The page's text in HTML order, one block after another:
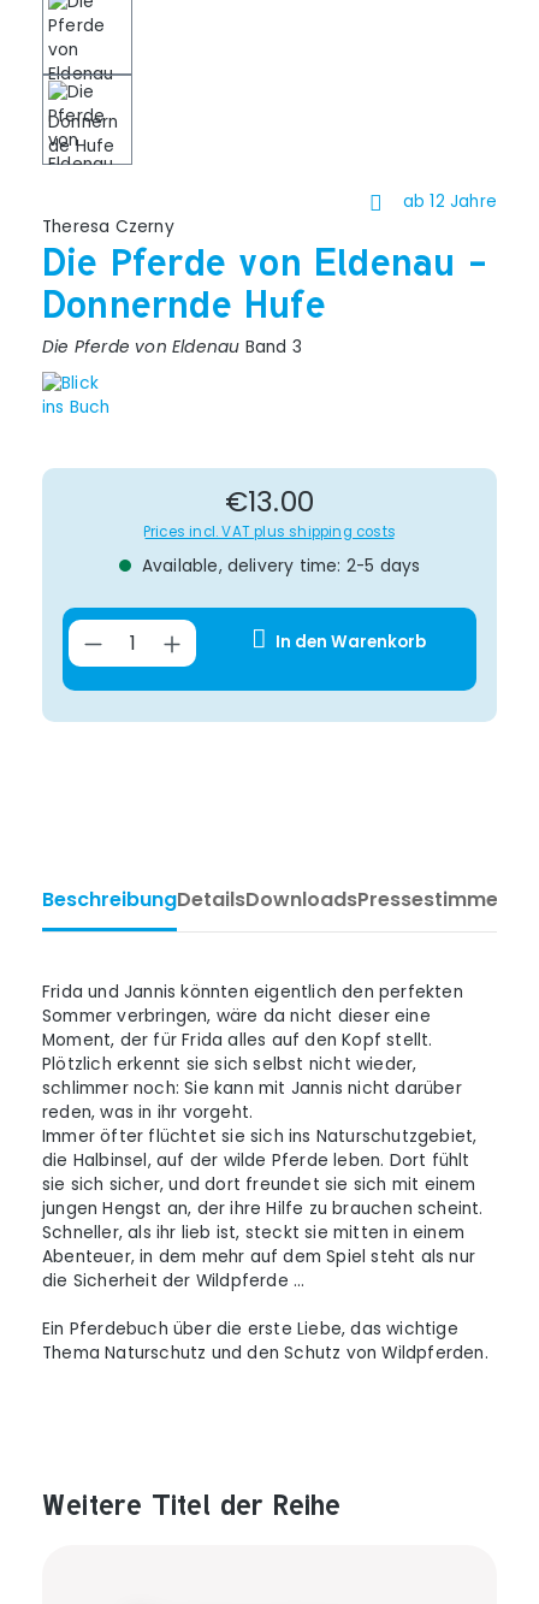
ab 12 Jahre
Theresa Czerny
Die Pferde von Eldenau -
Donnernde Hufe
Die Pferde von Eldenau Band 3
Regular price:
€13.00
Prices incl. VAT plus shipping costs
Available, delivery time: 2-5 days
Product Quantity: Enter the
In den Warenkorb
BeschreibungDetailsDownloadsPressestimmen
Frida und Jannis könnten eigentlich den perfekten
Sommer verbringen, wäre da nicht dieser eine
Moment, der für Frida alles auf den Kopf stellt.
Plötzlich erkennt sie sich selbst nicht wieder,
schlimmer noch: Sie kann mit Jannis nicht darüber
reden, was in ihr vorgeht.
Immer öfter flüchtet sie sich ins Naturschutzgebiet,
die Halbinsel, auf der wilde Pferde leben. Dort fühlt
sie sich sicher, und dort freundet sie sich mit einem
jungen Hengst an, der ihre Hilfe zu brauchen scheint.
Schneller, als ihr lieb ist, steckt sie mitten in einem
Abenteuer, in dem mehr auf dem Spiel steht als nur
die Sicherheit der Wildpferde …
Ein Pferdebuch über die erste Liebe, das wichtige
Thema Naturschutz und den Schutz von Wildpferden.
Produktgalerie überspringen
Weitere Titel der Reihe